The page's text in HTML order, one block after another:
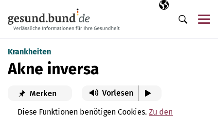
Ausgewählte
DE
Suche
Krankheiten
Akne inversa
Merken Vorlesen
Diese Funktionen benötigen Cookies. Zu den